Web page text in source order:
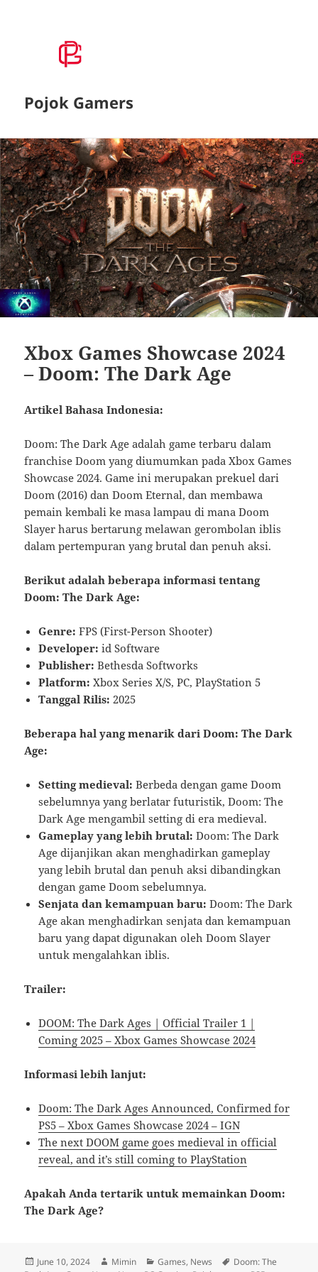
Pojok Gamers
Xbox Games Showcase 2024
– Doom: The Dark Age
Artikel Bahasa Indonesia:
Doom: The Dark Age adalah game terbaru dalam
franchise Doom yang diumumkan pada Xbox Games
Showcase 2024. Game ini merupakan prekuel dari
Doom (2016) dan Doom Eternal, dan membawa
pemain kembali ke masa lampau di mana Doom
Slayer harus bertarung melawan gerombolan iblis
dalam pertempuran yang brutal dan penuh aksi.
Berikut adalah beberapa informasi tentang
Doom: The Dark Age:
Genre: FPS (First-Person Shooter)
Developer: id Software
Publisher: Bethesda Softworks
Platform: Xbox Series X/S, PC, PlayStation 5
Tanggal Rilis: 2025
Beberapa hal yang menarik dari Doom: The Dark
Age:
Setting medieval: Berbeda dengan game Doom
sebelumnya yang berlatar futuristik, Doom: The
Dark Age mengambil setting di era medieval.
Gameplay yang lebih brutal: Doom: The Dark
Age dijanjikan akan menghadirkan gameplay
yang lebih brutal dan penuh aksi dibandingkan
dengan game Doom sebelumnya.
Senjata dan kemampuan baru: Doom: The Dark
Age akan menghadirkan senjata dan kemampuan
baru yang dapat digunakan oleh Doom Slayer
untuk mengalahkan iblis.
Trailer:
DOOM: The Dark Ages | Official Trailer 1 |
Coming 2025 – Xbox Games Showcase 2024
Informasi lebih lanjut:
Doom: The Dark Ages Announced, Confirmed for
PS5 – Xbox Games Showcase 2024 – IGN
The next DOOM game goes medieval in official
reveal, and it’s still coming to PlayStation
Apakah Anda tertarik untuk memainkan Doom:
The Dark Age?
Posted
June 10, 2024 Author
Mimin Categories
Games, News Tags
Doom: The